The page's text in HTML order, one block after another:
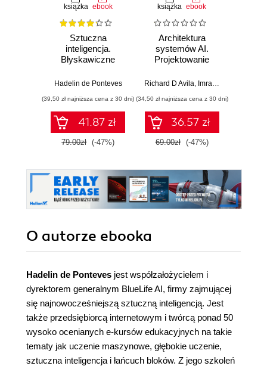
książka ebook
Sztuczna
inteligencja.
Błyskawiczne
uczenia
uczenia ze
wzmocnieniem i
uczenia głębokiego
Hadelin de Ponteves
(39,50 zł najniższa cena z 30 dni)
41.87 zł
79.00zł (-47%)
książka ebook
Architektura
systemów AI.
Projektowanie
niezawodnego
Richard D Avila, Imran Ahmad
(34,50 zł najniższa cena z 30 dni)
36.57 zł
69.00zł (-47%)
O autorze ebooka
Hadelin de Ponteves jest współzałożycielem i
dyrektorem generalnym BlueLife AI, firmy zajmującej
się najnowocześniejszą sztuczną inteligencją. Jest
także przedsiębiorcą internetowym i twórcą ponad 50
wysoko ocenianych e-kursów edukacyjnych na takie
tematy jak uczenie maszynowe, głębokie uczenie,
sztuczna inteligencja i łańcuch bloków. Z jego szkoleń